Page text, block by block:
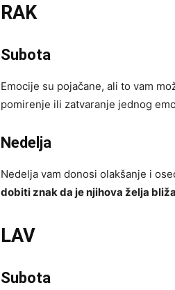
RAK
Subota
Emocije su pojačane, ali to vam
pomirenje ili zatvaranje jednog
Nedelja
Nedelja vam donosi olakšanje i
dobiti znak da je njihova želja
LAV
Subota